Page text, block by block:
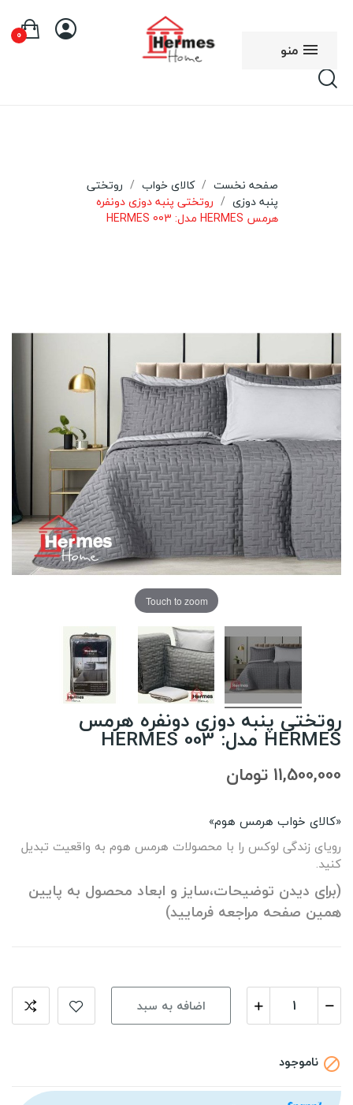
منو
0
صفحه نخست کالای خواب
روتختی
پنبه دوزی
روتختی پنبه دوزی دونفره
هرمس HERMES مدل: 003 HERMES
Touch to zoom
روتختی پنبه دوزی دونفره هرمس
HERMES مدل: 003 HERMES
11,500,000 تومان
«کالای خواب هرمس هوم»
رویای زندگی لوکس را با محصولات هرمس هوم به واقعیت تبدیل
کنید.
(برای دیدن توضیحات،سایز و ابعاد محصول به پایین
همین صفحه مراجعه فرمایید)
اضافه به سبد
 ناموجود